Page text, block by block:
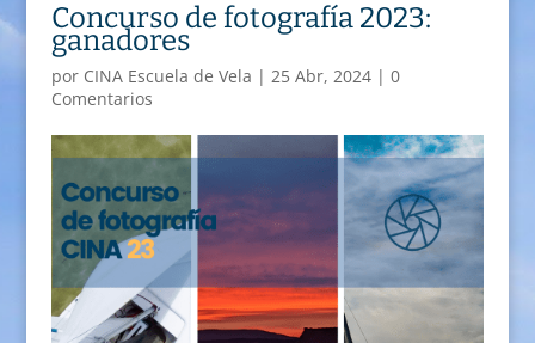
Concurso de fotografía 2023:
ganadores
por CINA Escuela de Vela | 25 Abr, 2024| 0
Comentarios